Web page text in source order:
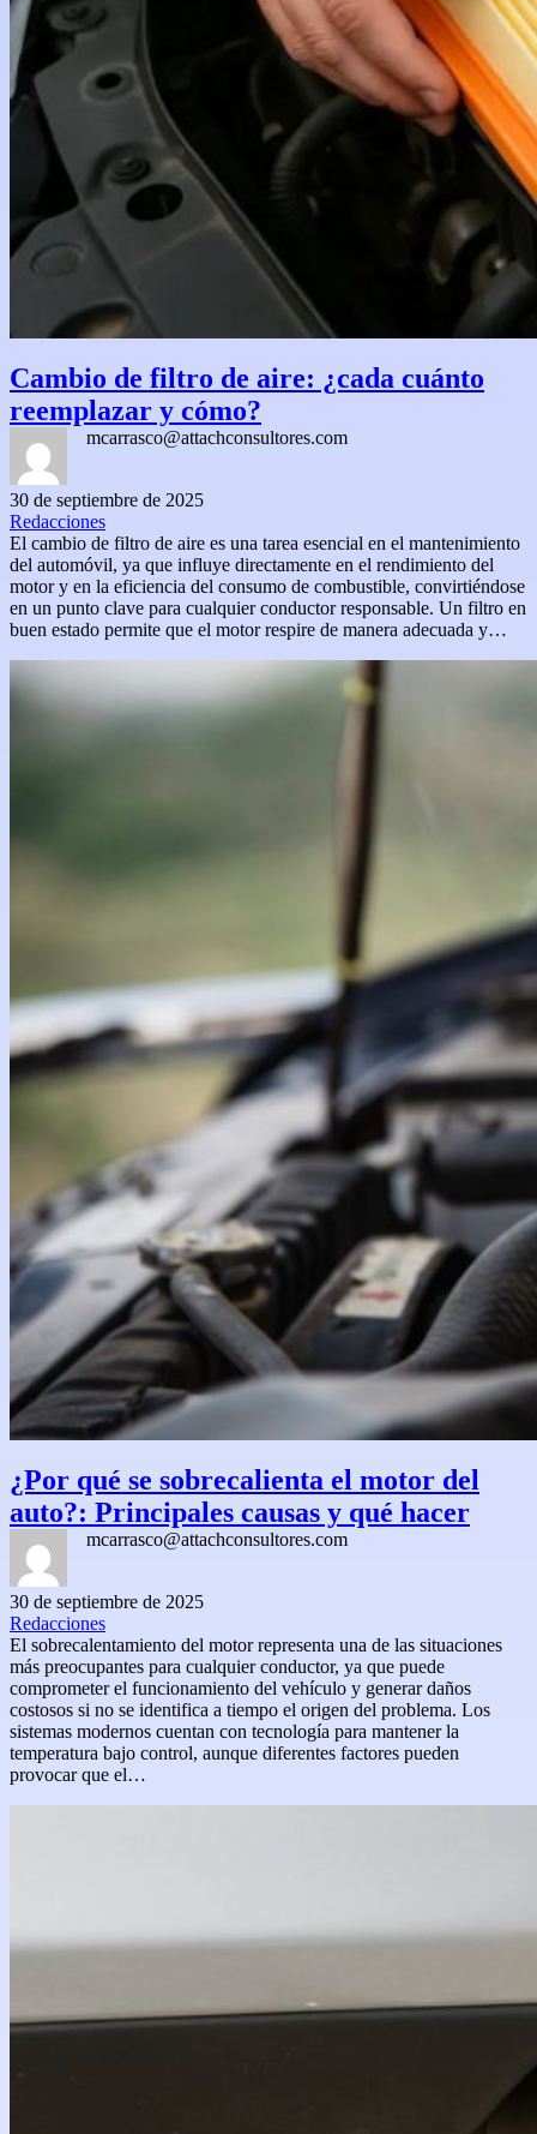
Cambio de filtro de aire: ¿cada cuánto
reemplazar y cómo?
mcarrasco@attachconsultores.com
30 de septiembre de 2025
Redacciones
El cambio de filtro de aire es una tarea esencial en el mantenimiento
del automóvil, ya que influye directamente en el rendimiento del
motor y en la eficiencia del consumo de combustible, convirtiéndose
en un punto clave para cualquier conductor responsable. Un filtro en
buen estado permite que el motor respire de manera adecuada y…
¿Por qué se sobrecalienta el motor del
auto?: Principales causas y qué hacer
mcarrasco@attachconsultores.com
30 de septiembre de 2025
Redacciones
El sobrecalentamiento del motor representa una de las situaciones
más preocupantes para cualquier conductor, ya que puede
comprometer el funcionamiento del vehículo y generar daños
costosos si no se identifica a tiempo el origen del problema. Los
sistemas modernos cuentan con tecnología para mantener la
temperatura bajo control, aunque diferentes factores pueden
provocar que el…